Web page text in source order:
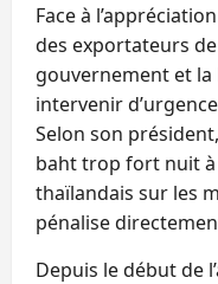
Face à
des exportateurs
gouvernement et la
intervenir
Selon son
baht trop fort nuit
thaïlandais sur les
pénalise
Depuis le début de